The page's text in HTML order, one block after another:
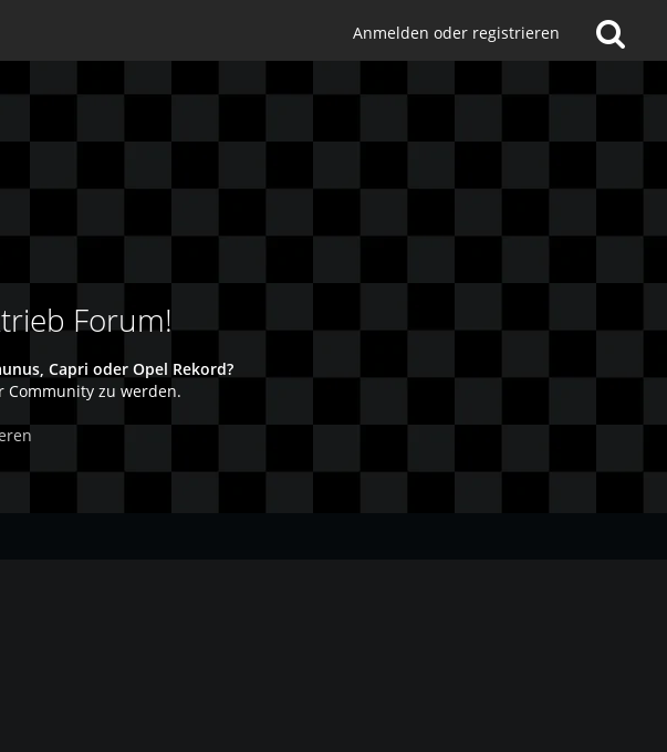
Anmelden oder registrieren
Forum!
Capri oder Opel Rekord?
Community zu werden.